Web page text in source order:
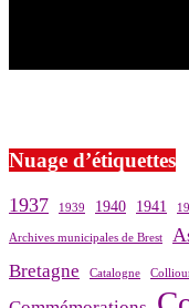
Nuage d’étiquettes
1937 1939 1940 1941
Archives municipales de Brest
Bretagne Catalogne